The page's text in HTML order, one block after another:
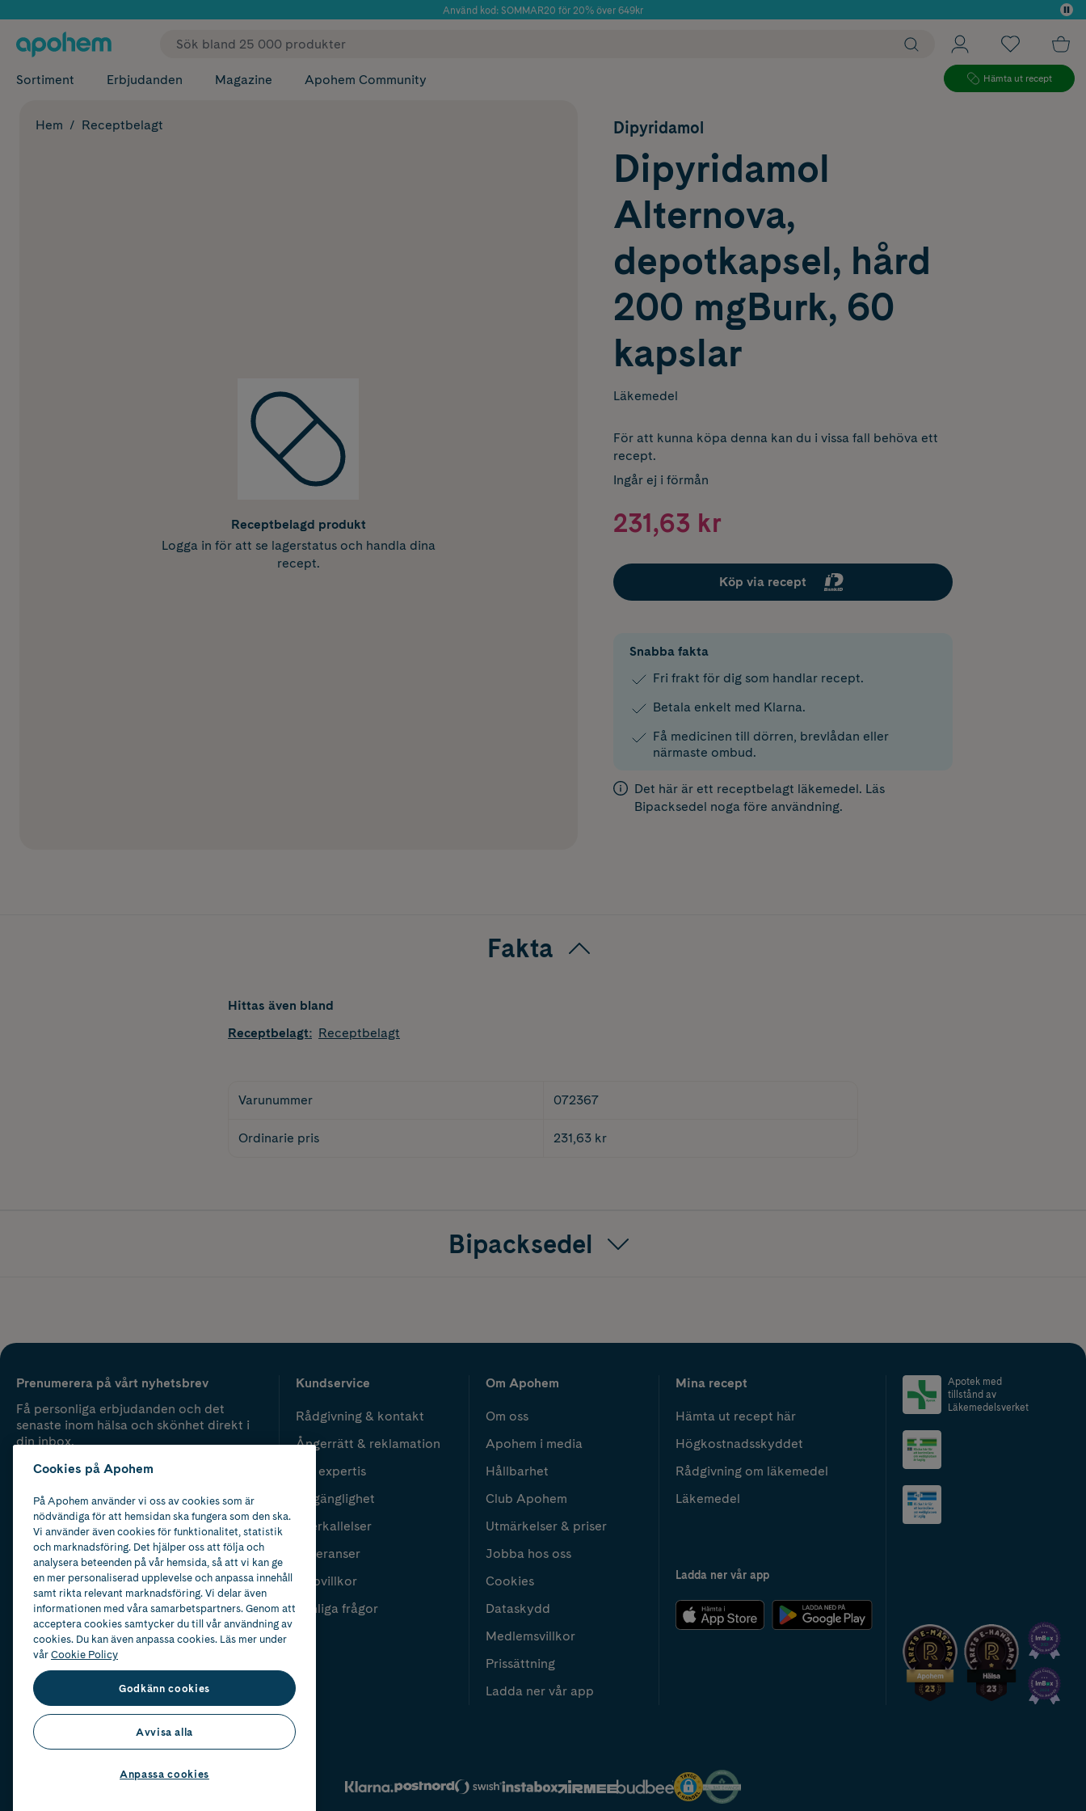
Använd kod: SOMMAR20 för 20% över 649kr
✓ Fri frakt
Sortiment Erbjudanden Magazine Apohem Community Hämta ut recept
Hem Receptbelagt
Receptbelagd produkt
Logga in för att se lagerstatus och handla dina
recept.
Dipyridamol
Dipyridamol
Alternova,
depotkapsel, hård
200 mgBurk, 60
kapslar
Läkemedel
För att kunna köpa denna kan du i vissa fall behöva ett
recept.
Ingår ej i förmån
231,63 kr
Köp via recept
Snabba fakta
Fri frakt för dig som handlar recept.
Betala enkelt med Klarna.
Få medicinen till dörren, brevlådan eller
närmaste ombud.
Det här är ett receptbelagt läkemedel. Läs
Bipacksedel noga före användning.
Fakta
Hittas även bland
Receptbelagt: Receptbelagt
Varunummer 072367
Ordinarie pris 231,63 kr
Bipacksedel
Prenumerera på vårt nyhetsbrev
Få personliga erbjudanden och det
senaste inom hälsa och skönhet direkt i
din inbox.
Kundservice
Rådgivning & kontakt
Ångerrätt & reklamation
Vår expertis
Tillgänglighet
Återkallelser
Leveranser
Köpvillkor
Vanliga frågor
Om Apohem
Om oss
Apohem i media
Hållbarhet
Club Apohem
Utmärkelser & priser
Jobba hos oss
Cookies
Dataskydd
Medlemsvillkor
Prissättning
Ladda ner vår app
Mina recept
Hämta ut recept här
Högkostnadsskyddet
Rådgivning om läkemedel
Läkemedel
Ladda ner vår app
Apotek med
tillstånd av
Läkemedelsverket
2024
Cookies på Apohem
På Apohem använder vi oss av cookies som är
nödvändiga för att hemsidan ska fungera som den ska.
Vi använder även cookies för funktionalitet, statistik
och marknadsföring. Det hjälper oss att följa och
analysera beteenden på vår hemsida, så att vi kan ge
en mer personaliserad upplevelse och anpassa innehåll
samt rikta relevant marknadsföring. Vi delar även
informationen med våra samarbetspartners. Genom att
acceptera cookies samtycker du till vår användning av
cookies. Du kan även anpassa cookies. Läs mer under
vårCookie Policy
Godkänn cookies
Avvisa alla
Anpassa cookies